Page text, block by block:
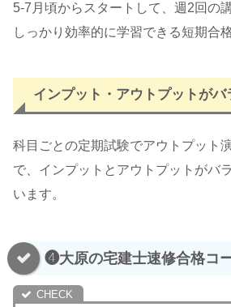
5-7月頃からスタートして、週2回の
しっかり効率的に学習できる短期合
インプット・アウトプットがバ
科目ごとの定期試験でアウトプット
で、インプットとアウトプットがバ
います。
❹大原の宅建士速修合格コ